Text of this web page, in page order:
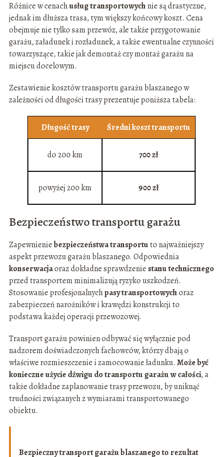
Różnice w cenachusług transportowychnie są drastyczne,
jednak im dłuższa trasa, tym większy końcowy koszt. Cena
obejmuje nie tylko sam przewóz, ale także przygotowanie
garażu, załadunek i rozładunek, a także ewentualne czynności
towarzyszące, takie jak demontaż czy montaż garażu na
miejscu docelowym.
Zestawienie kosztów transportu garażu blaszanego w
zależności od długości trasy prezentuje poniższa tabela:
Długość trasy Średni koszt transportu
do 200 km 700 zł
powyżej 200 km 900 zł
Bezpieczeństwo transportu garażu
Zapewnieniebezpieczeństwa transportuto najważniejszy
aspekt przewozu garażu blaszanego. Odpowiednia
konserwacjaoraz dokładne sprawdzenie stanu technicznego
przed transportem minimalizują ryzyko uszkodzeń.
Stosowanie profesjonalnychpasy transportowychoraz
zabezpieczeń narożników i krawędzi konstrukcji to
podstawa każdej operacji przewozowej.
Transport garażu powinien odbywać się wyłącznie pod
nadzorem doświadczonych fachowców, którzy dbają o
właściwe rozmieszczenie i zamocowanie ładunku. Może być
konieczne użycie dźwigu do transportu garażu w całości, a
także dokładne zaplanowanie trasy przewozu, by uniknąć
trudności związanych z wymiarami transportowanego
obiektu.
Bezpieczny transport garażu blaszanego to rezultat